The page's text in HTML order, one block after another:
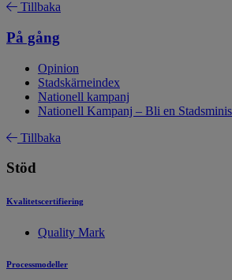
Tillbaka
På gång
Opinion
Stadskärneindex
Nationell kampanj
Nationell Kampanj – Bli en
Tillbaka
Stöd
Kvalitetscertifiering
Quality Mark
Processmodeller